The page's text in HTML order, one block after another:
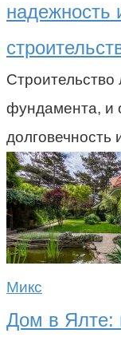
надежность
Строительство
фундамента, и
долговечность
Микс
Дом в Ялте: